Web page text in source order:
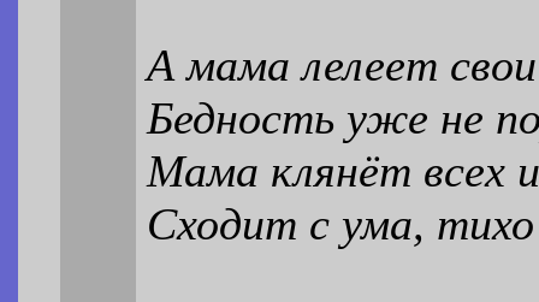
А мама лелеет
Бедность уже не
Мама клянёт всех
Сходит с ума,